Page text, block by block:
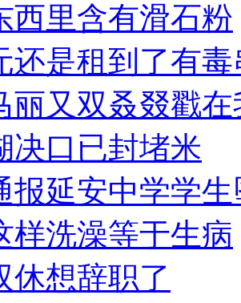
西里含有滑石粉
还是租到了有
丽又双叒叕戳
决口已封堵米
报延安中学学生
样洗澡等于生病
休想辞职了